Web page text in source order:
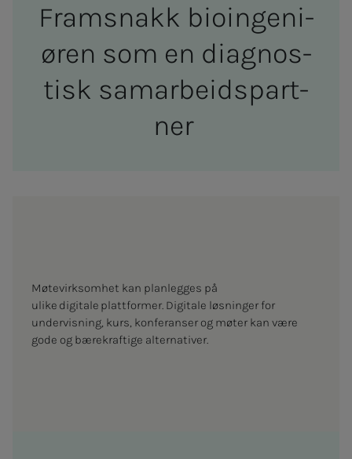
Fram­­­snakk bio­­­in­­­ge­­­ni­
ø­ren som en dia­g­­nos­­­
tisk sam­ar­­­beids­­­­­par­t­­­
ner
Møtevirksomhet kan planlegges på
ulike digitale plattformer. Digitale løsninger for
undervisning, kurs, konferanser og møter kan være
gode og bærekraftige alternativer.